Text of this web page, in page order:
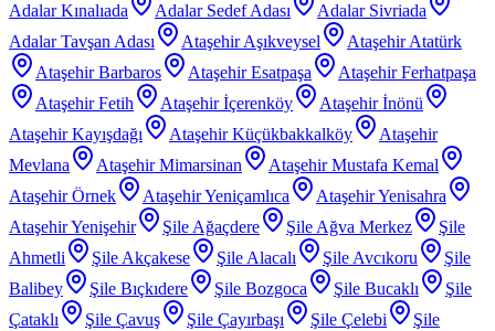
Adalar Kınalıada
Adalar Sedef Adası
Adalar Sivriada
Adalar Tavşan Adası
Ataşehir Aşıkveysel
Ataşehir Atatürk
Ataşehir Barbaros
Ataşehir Esatpaşa
Ataşehir Ferhatpaşa
Ataşehir Fetih
Ataşehir İçerenköy
Ataşehir İnönü
Ataşehir Kayışdağı
Ataşehir Küçükbakkalköy
Ataşehir
Mevlana
Ataşehir Mimarsinan
Ataşehir Mustafa Kemal
Ataşehir Örnek
Ataşehir Yeniçamlıca
Ataşehir Yenisahra
Ataşehir Yenişehir
Şile Ağaçdere Şile Ağva Merkez
Şile
Ahmetli
Şile Akçakese Şile Alacalı Şile Avcıkoru
Şile
Balibey
Şile Bıçkıdere Şile Bozgoca Şile Bucaklı
Şile
Çataklı
Şile Çavuş Şile Çayırbaşı Şile Çelebi
Şile